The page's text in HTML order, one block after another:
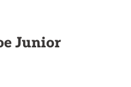
Junior